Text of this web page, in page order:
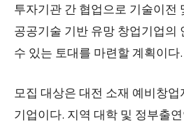
투자기관 간 협업으로 기술이전
공공기술 기반 유망 창업기업의
수 있는 토대를 마련할 계획이다.
모집 대상은 대전 소재 예비창
기업이다. 지역 대학 및 정부출